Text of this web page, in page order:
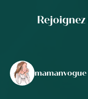
mamanvogue